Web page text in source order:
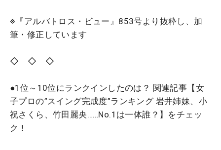
※『アルバトロス・ビュー』853号より抜粋し、加
筆・修正しています
◇ ◇ ◇
●1位～10位にランクインしたのは？ 関連記事【女
子プロの”スイング完成度”ランキング 岩井姉妹、小
祝さくら、竹田麗央……No.1は一体誰？】をチェッ
ク！